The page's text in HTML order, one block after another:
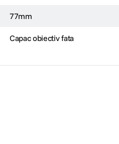
77mm
Capac obiectiv fata